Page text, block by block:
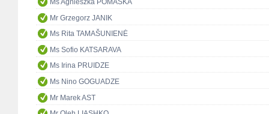
Ms Agnieszka POMASKA
Mr Grzegorz JANIK
Ms Rita TAMAŠUNIENĖ
Ms Sofio KATSARAVA
Ms Irina PRUIDZE
Ms Nino GOGUADZE
Mr Marek AST